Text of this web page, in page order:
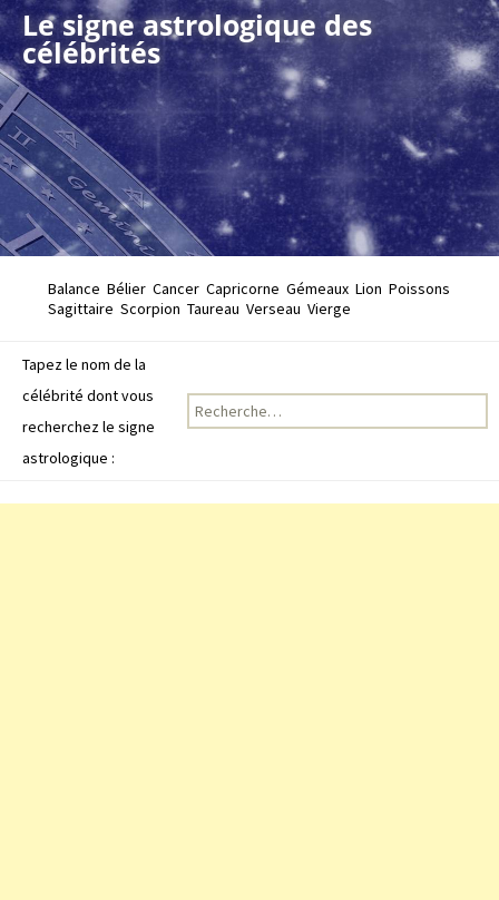
Le signe astrologique des
célébrités
Balance Bélier Cancer Capricorne Gémeaux Lion Poissons
Sagittaire Scorpion Taureau Verseau Vierge
Tapez le nom de la
célébrité dont vous
recherchez le signe
astrologique :
Recherche pour :